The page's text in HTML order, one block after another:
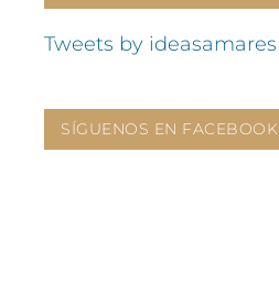
Tweets by ideasamares
SÍGUENOS EN FACEBOOK